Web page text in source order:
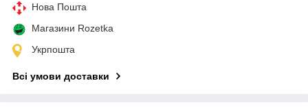
Нова Пошта
Магазини Rozetka
Укрпошта
Всі умови доставки